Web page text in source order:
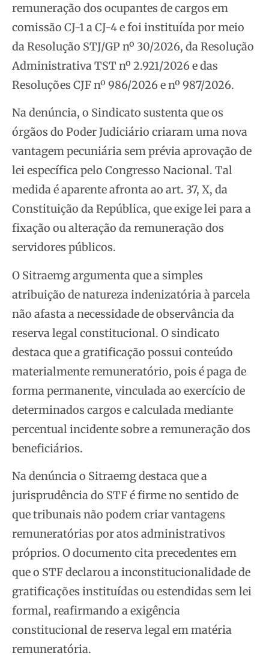
remuneração dos ocupantes de cargos em
comissão CJ-1 a CJ-4 e foi instituída por meio
da Resolução STJ/GP nº 30/2026, da Resolução
Administrativa TST nº 2.921/2026 e das
Resoluções CJF nº 986/2026 e nº 987/2026.
Na denúncia, o Sindicato sustenta que os
órgãos do Poder Judiciário criaram uma nova
vantagem pecuniária sem prévia aprovação de
lei específica pelo Congresso Nacional. Tal
medida é aparente afronta ao art. 37, X, da
Constituição da República, que exige lei para a
fixação ou alteração da remuneração dos
servidores públicos.
O Sitraemg argumenta que a simples
atribuição de natureza indenizatória à parcela
não afasta a necessidade de observância da
reserva legal constitucional. O sindicato
destaca que a gratificação possui conteúdo
materialmente remuneratório, pois é paga de
forma permanente, vinculada ao exercício de
determinados cargos e calculada mediante
percentual incidente sobre a remuneração dos
beneficiários.
Na denúncia o Sitraemg destaca que a
jurisprudência do STF é firme no sentido de
que tribunais não podem criar vantagens
remuneratórias por atos administrativos
próprios. O documento cita precedentes em
que o STF declarou a inconstitucionalidade de
gratificações instituídas ou estendidas sem lei
formal, reafirmando a exigência
constitucional de reserva legal em matéria
remuneratória.